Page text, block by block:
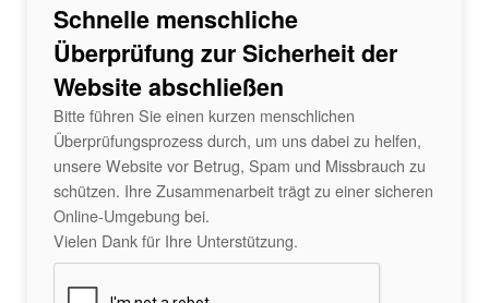
Schnelle menschliche
Überprüfung zur Sicherheit der
Website abschließen
Bitte führen Sie einen kurzen menschlichen
Überprüfungsprozess durch, um uns dabei zu helfen,
unsere Website vor Betrug, Spam und Missbrauch zu
schützen. Ihre Zusammenarbeit trägt zu einer sicheren
Online-Umgebung bei.
Vielen Dank für Ihre Unterstützung.